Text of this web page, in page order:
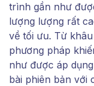
trình gần như
lượng lượng rất
về tối ưu. Từ
phương pháp
như được áp
bài phiên bản với